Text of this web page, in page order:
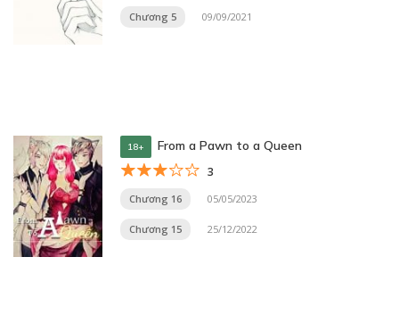
Chương 5 09/09/2021
18+ From a Pawn to a Queen
3
Chương 16 05/05/2023
Chương 15 25/12/2022